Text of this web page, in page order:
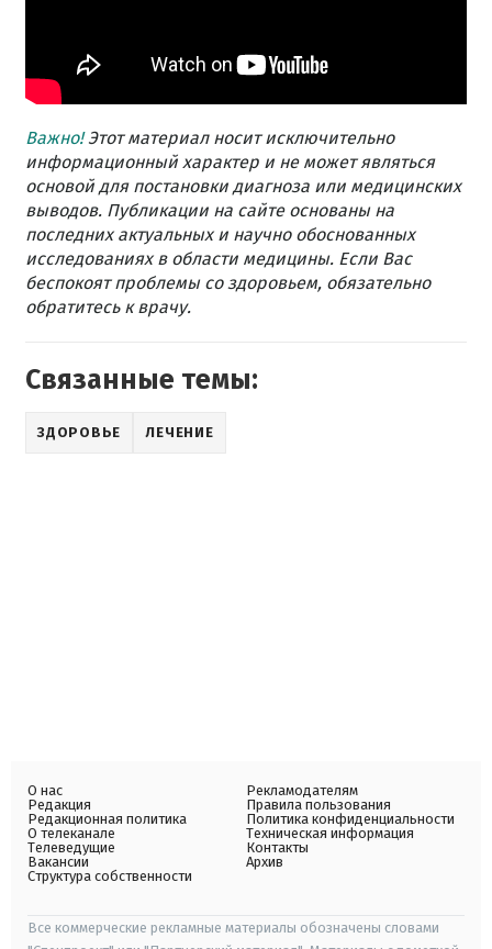
Важно!Этот материал носит исключительно
информационный характер и не может являться
основой для постановки диагноза или медицинских
выводов. Публикации на сайте основаны на
последних актуальных и научно обоснованных
исследованиях в области медицины. Если Вас
беспокоят проблемы со здоровьем, обязательно
обратитесь к врачу.
Связанные темы:
ЗДОРОВЬЕ ЛЕЧЕНИЕ
О нас
Редакция
Редакционная политика
О телеканале
Телеведущие
Вакансии
Структура собственности
Рекламодателям
Правила пользования
Политика конфиденциальности
Техническая информация
Контакты
Архив
Все коммерческие рекламные материалы обозначены словами